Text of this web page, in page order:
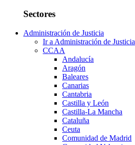
Sectores
Administración de Justicia
Ir a Administración de Justicia
CCAA
Andalucía
Aragón
Baleares
Canarias
Cantabria
Castilla y León
Castilla-La Mancha
Cataluña
Ceuta
Comunidad de Madrid